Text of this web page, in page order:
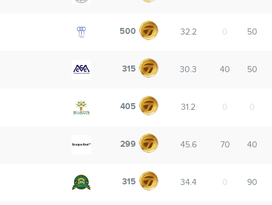
500 32.2 0 50
315 30.3 40 50
405 31.2 0 0
299 45.6 70 40
315 34.4 0 90